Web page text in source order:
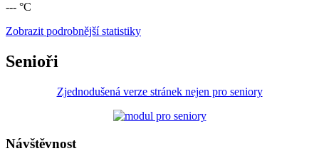
--- °C
Zobrazit podrobnější statistiky
Senioři
Zjednodušená verze stránek nejen pro seniory
Návštěvnost